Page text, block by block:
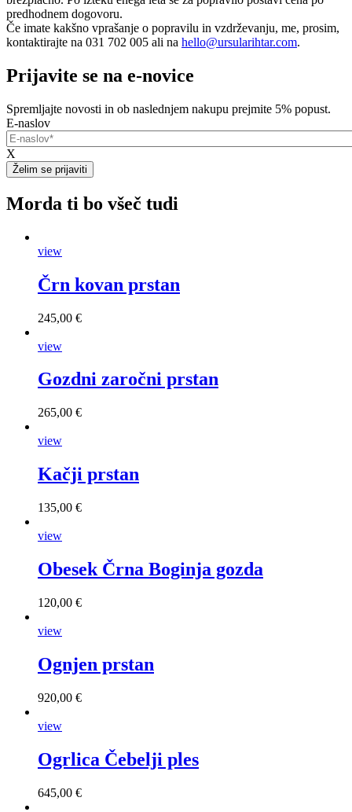
predhodnem dogovoru.
Če imate kakšno vprašanje o popravilu in vzdrževanju, me, prosim,
kontaktirajte na 031 702 005 ali na hello@ursularihtar.com.
Prijavite se na e-novice
Spremljajte novosti in ob naslednjem nakupu prejmite 5% popust.
E-naslov
X
Morda ti bo všeč tudi
view
Črn kovan prstan
245,00 €
view
Gozdni zaročni prstan
265,00 €
view
Kačji prstan
135,00 €
view
Obesek Črna Boginja gozda
120,00 €
view
Ognjen prstan
920,00 €
view
Ogrlica Čebelji ples
645,00 €